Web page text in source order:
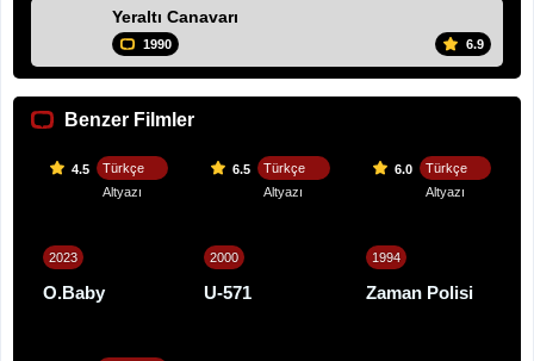
Yeraltı Canavarı
1990 6.9
Benzer Filmler
4.5
Türkçe
Altyazı
2023
O.Baby
6.5
Türkçe
Altyazı
2000
U-571
6.0
Türkçe
Altyazı
1994
Zaman Polisi